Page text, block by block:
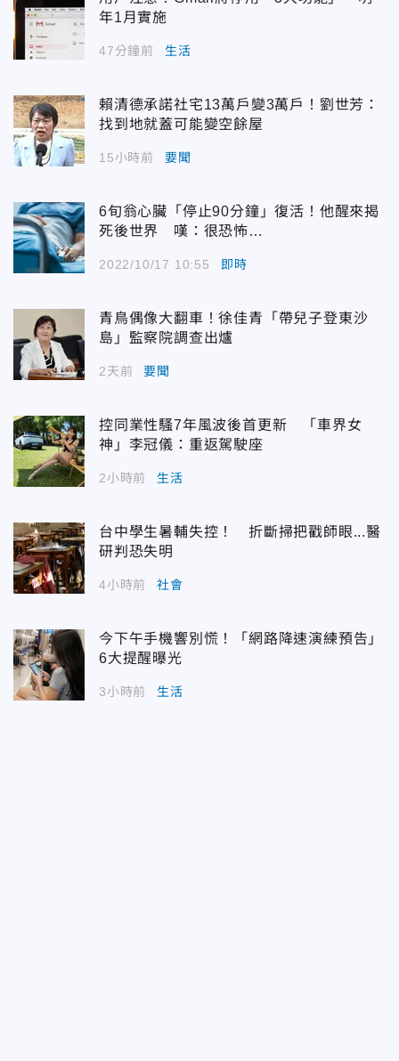
年1月實施
47分鐘前 生活
賴清德承諾社宅13萬戶變3萬戶！劉世芳：
找到地就蓋可能變空餘屋
15小時前 要聞
6旬翁心臟「停止90分鐘」復活！他醒來揭
死後世界 嘆：很恐怖…
2022/10/17 10:55 即時
青鳥偶像大翻車！徐佳青「帶兒子登東沙
島」監察院調查出爐
2天前 要聞
控同業性騷7年風波後首更新 「車界女
神」李冠儀：重返駕駛座
2小時前 生活
台中學生暑輔失控！ 折斷掃把戳師眼...醫
研判恐失明
4小時前 社會
今下午手機響別慌！「網路降速演練預告」
6大提醒曝光
3小時前 生活